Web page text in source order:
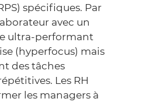
spécifiques. Par
avec un
ultra-performant
(hyperfocus) mais
des tâches
Les RH
les managers à